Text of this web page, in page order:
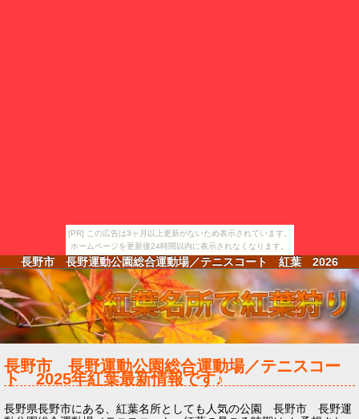
[PR] この広告は3ヶ月以上更新がないため表示されています。
ホームページを更新後24時間以内に表示されなくなります。
長野市 長野運動公園総合運動場／テニスコート 紅葉 2026
長野市 長野運動公園総合運動場／テニスコー
ト2025年紅葉最新情報です♪
長野県長野市にある、紅葉名所としても人気の公園 長野市 長野運